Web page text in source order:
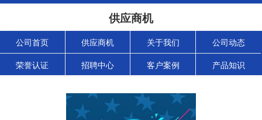
供应商机
公司首页 供应商机 关于我们 公司动态
荣誉认证 招聘中心 客户案例 产品知识